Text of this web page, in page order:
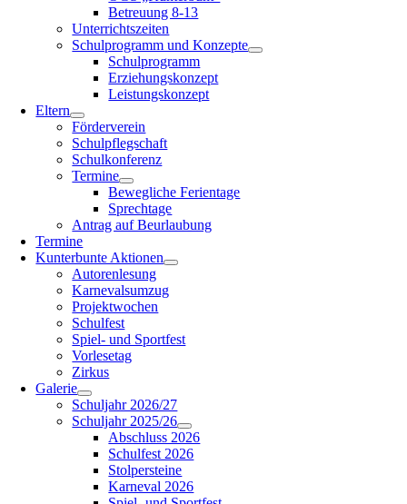
Betreuung 8-13
Unterrichtszeiten
Schulprogramm und Konzepte
Schulprogramm
Erziehungskonzept
Leistungskonzept
Eltern
Förderverein
Schulpflegschaft
Schulkonferenz
Termine
Bewegliche Ferientage
Sprechtage
Antrag auf Beurlaubung
Termine
Kunterbunte Aktionen
Autorenlesung
Karnevalsumzug
Projektwochen
Schulfest
Spiel- und Sportfest
Vorlesetag
Zirkus
Galerie
Schuljahr 2026/27
Schuljahr 2025/26
Abschluss 2026
Schulfest 2026
Stolpersteine
Karneval 2026